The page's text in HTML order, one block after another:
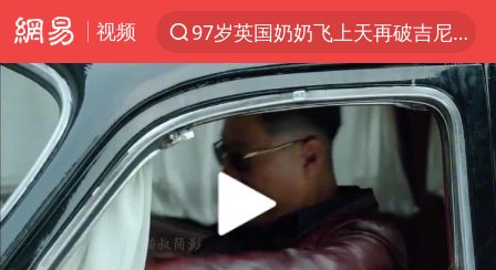
视频
97岁英国奶奶飞上天再破吉尼斯纪录
夜幕落下 运动上场
汪峰阻止14岁女儿买大牌
泸溪河：桃酥吃出金属牙冠视频不实
27岁女子组织卖淫集团被悬赏通缉
立秋的仪式感